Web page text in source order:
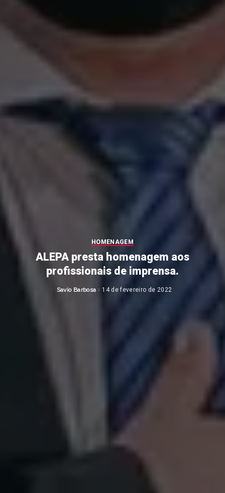
HOMENAGEM
ALEPA presta homenagem aos
profissionais de imprensa.
Posted
Savio Barbosa 14 de fevereiro de 2022